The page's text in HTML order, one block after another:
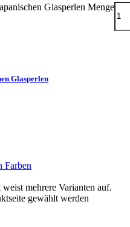
Glasperlen Menge
Glasperlen
mehrere Varianten auf.
gewählt werden